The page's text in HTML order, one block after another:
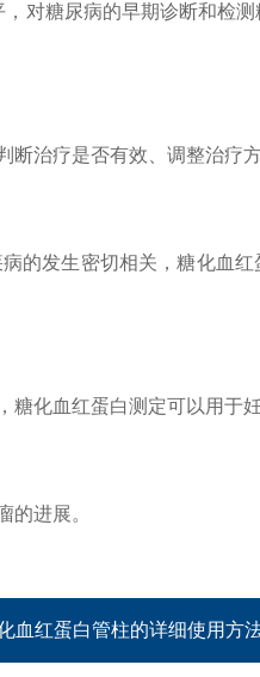
对糖尿病的早期诊断和检测
治疗是否有效、调整治疗方
发生密切相关，糖化血红
化血红蛋白测定可以用于妊
进展。
血红蛋白管柱的详细使用方